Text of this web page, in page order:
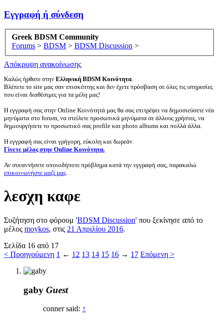
Εγγραφή ή σύνδεση
Greek BDSM Community
Forums > BDSM > BDSM Discussion >
Απόκρυψη ανακοίνωσης
Καλώς ήρθατε στην Ελληνική BDSM Κοινότητα.
Βλέπετε το site μας σαν επισκέπτης και δεν έχετε πρόσβαση σε όλες τις υπηρεσίες
που είναι διαθέσιμες για τα μέλη μας!
Η εγγραφή σας στην Online Κοινότητά μας θα σας επιτρέψει να δημοσιεύσετε νέα
μηνύματα στο forum, να στείλετε προσωπικά μηνύματα σε άλλους χρήστες, να
δημιουργήσετε το προσωπικό σας profile και photo albums και πολλά άλλα.
Η εγγραφή σας είναι γρήγορη, εύκολη και δωρεάν.
Γίνετε μέλος στην Online Κοινότητα.
Αν συναντήσετε οποιοδήποτε πρόβλημα κατά την εγγραφή σας, παρακαλώ
επικοινωνήστε μαζί μας.
λεσχη καφε
Συζήτηση στο φόρουμ 'BDSM Discussion' που ξεκίνησε από το
μέλος moykos, στις 21 Απριλίου 2016.
Σελίδα 16 από 17
< Προηγούμενη 1 ← 12 13 14 15 16 → 17 Επόμενη >
gaby Guest
conner said: ↑